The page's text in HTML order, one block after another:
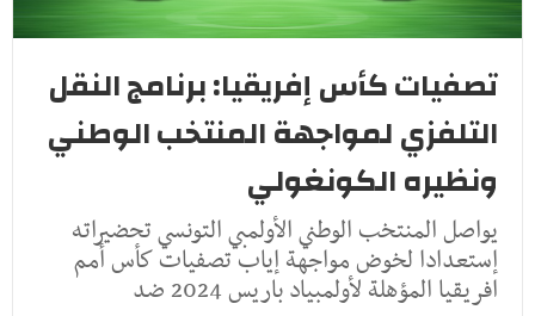
تصفيات كأس إفريقيا: برنامج النقل
التلفزي لمواجهة المنتخب الوطني
ونظيره الكونغولي
يواصل المنتخب الوطني الأولمبي التونسي تحضيراته
إستعدادا لخوض مواجهة إياب تصفيات كأس أمم
افريقيا المؤهلة لأولمبياد باريس 2024 ضد